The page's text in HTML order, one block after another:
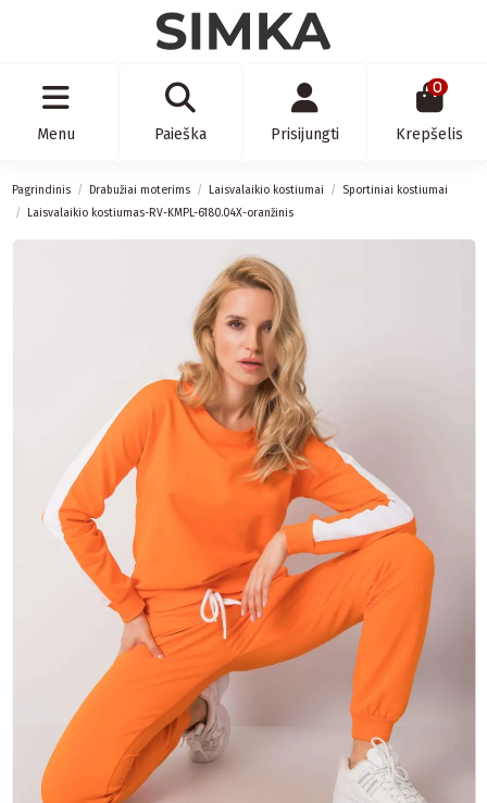
Menu Paieška Prisijungti
0
Krepšelis
Pagrindinis Drabužiai moterims Laisvalaikio kostiumai
Sportiniai kostiumai
Laisvalaikio kostiumas-RV-KMPL-6180.04X-oranžinis